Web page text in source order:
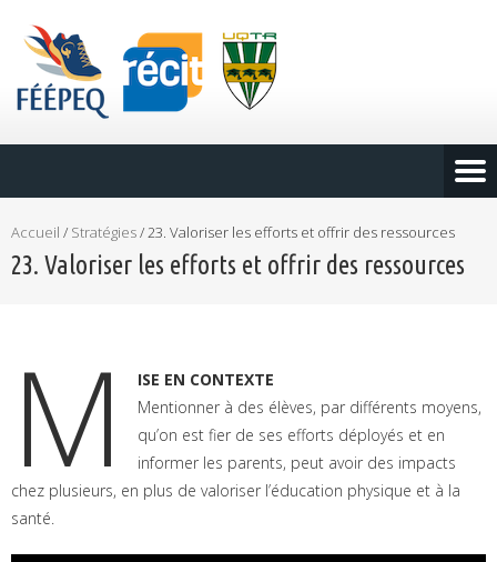
Accueil / Stratégies/23. Valoriser les efforts et offrir des ressources
23. Valoriser les efforts et offrir des ressources
M
ISE EN CONTEXTE
Mentionner à des élèves, par différents moyens,
qu’on est fier de ses efforts déployés et en
informer les parents, peut avoir des impacts
chez plusieurs, en plus de valoriser l’éducation physique et à la
santé.